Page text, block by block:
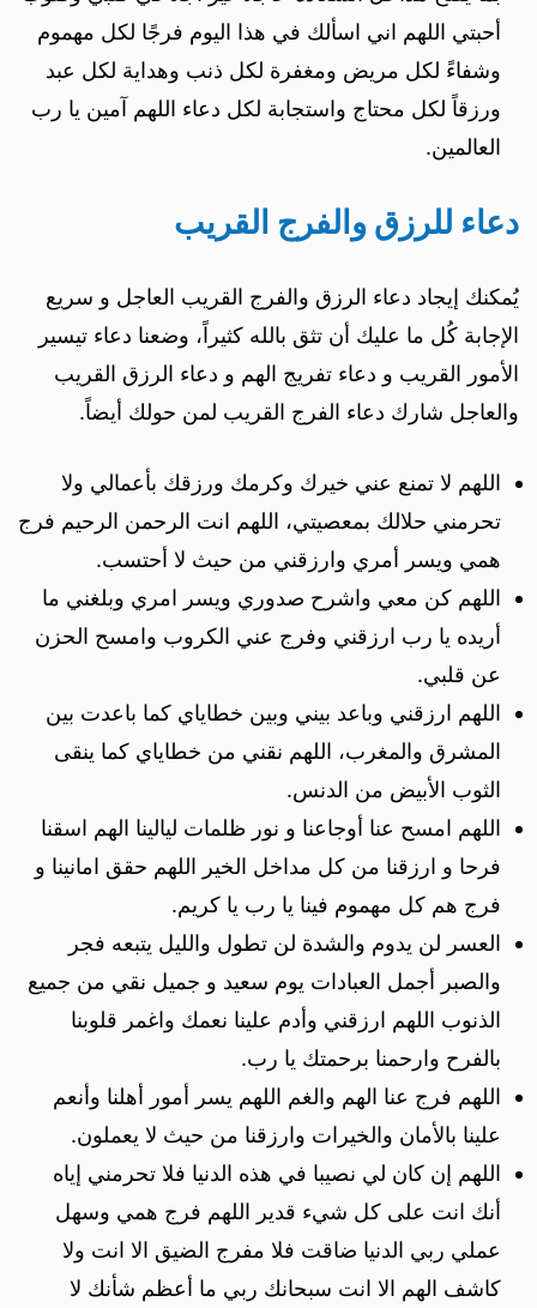
أحبتي اللهم اني اسألك في هذا اليوم فرجًا لكل مهموم
وشفاءً لكل مريض ومغفرة لكل ذنب وهداية لكل عبد
ورزقاً لكل محتاج واستجابة لكل دعاء اللهم آمين يا رب
العالمين.
دعاء للرزق والفرج القريب
يُمكنك إيجاد دعاء الرزق والفرج القريب العاجل و سريع
الإجابة كُل ما عليك أن تثق بالله كثيراً، وضعنا دعاء تيسير
الأمور القريب و دعاء تفريج الهم و دعاء الرزق القريب
والعاجل شارك دعاء الفرج القريب لمن حولك أيضاً.
اللهم لا تمنع عني خيرك وكرمك ورزقك بأعمالي ولا
تحرمني حلالك بمعصيتي، اللهم انت الرحمن الرحيم فرج
همي ويسر أمري وارزقني من حيث لا أحتسب.
اللهم كن معي واشرح صدوري ويسر امري وبلغني ما
أريده يا رب ارزقني وفرج عني الكروب وامسح الحزن
عن قلبي.
اللهم ارزقني وباعد بيني وبين خطاياي كما باعدت بين
المشرق والمغرب، اللهم نقني من خطاياي كما ينقى
الثوب الأبيض من الدنس.
اللهم امسح عنا أوجاعنا و نور ظلمات ليالينا الهم اسقنا
فرحا و ارزقنا من كل مداخل الخير اللهم حقق امانينا و
فرج هم كل مهموم فينا يا رب يا كريم.
العسر لن يدوم والشدة لن تطول والليل يتبعه فجر
والصبر أجمل العبادات يوم سعيد و جميل نقي من جميع
الذنوب اللهم ارزقني وأدم علينا نعمك واغمر قلوبنا
بالفرح وارحمنا برحمتك يا رب.
اللهم فرج عنا الهم والغم اللهم يسر أمور أهلنا وأنعم
علينا بالأمان والخيرات وارزقنا من حيث لا يعملون.
اللهم إن كان لي نصيبا في هذه الدنيا فلا تحرمني إياه
أنك انت على كل شيء قدير اللهم فرج همي وسهل
عملي ربي الدنيا ضاقت فلا مفرج الضيق الا انت ولا
كاشف الهم الا انت سبحانك ربي ما أعظم شأنك لا